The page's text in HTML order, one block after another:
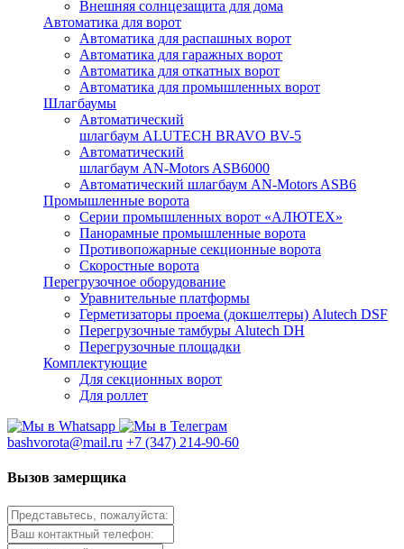
Внешняя солнцезащита для дома
Автоматика для ворот
Автоматика для распашных ворот
Автоматика для гаражных ворот
Автоматика для откатных ворот
Автоматика для промышленных ворот
Шлагбаумы
Автоматический
шлагбаум ALUTECH BRAVO BV-5
Автоматический
шлагбаум AN-Motors ASB6000
Автоматический шлагбаум AN-Motors ASB6
Промышленные ворота
Серии промышленных ворот «АЛЮТЕХ»
Панорамные промышленные ворота
Противопожарные секционные ворота
Скоростные ворота
Перегрузочное оборудование
Уравнительные платформы
Герметизаторы проема (докшелтеры) Alutech DSF
Перегрузочные тамбуры Alutech DH
Перегрузочные площадки
Комплектующие
Для секционных ворот
Для роллет
bashvorota@mail.ru +7 (347) 214-90-60
Вызов замерщика